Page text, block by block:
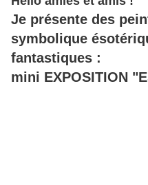
Je présente des
symbolique
fantastiques :
mini EXPOSITION